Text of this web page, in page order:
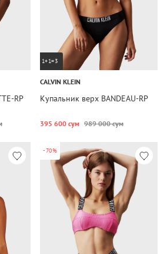
RP
1+1=3
CALVIN KLEIN
Купальник верх BANDEAU-RP
395 600 сум 989 000 сум
-70%